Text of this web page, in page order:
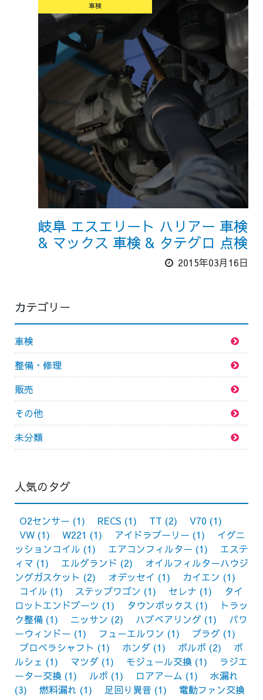
車検
岐阜 エスエリート ハリアー 車検
& マックス 車検 & タテグロ 点検
2015年03月16日
カテゴリー
車検
整備・修理
販売
その他
未分類
人気のタグ
O2センサー (1) RECS (1) TT (2) V70 (1)
VW (1) W221 (1) アイドラプーリー (1)
イグニ
ッションコイル (1) エアコンフィルター (1)
エステ
ィマ (1) エルグランド (2)
オイルフィルターハウジ
ングガスケット (2) オデッセイ (1) カイエン (1)
コイル (1) ステップワゴン (1) セレナ (1)
タイ
ロットエンドブーツ (1) タウンボックス (1)
トラッ
ク整備 (1) ニッサン (2) ハブベアリング (1)
パワ
ーウィンドー (1) フューエルワン (1) プラグ (1)
プロペラシャフト (1) ホンダ (1) ボルボ (2)
ポ
ルシェ (1) マツダ (1) モジュール交換 (1)
ラジエ
ーター交換 (1) ルポ (1) ロアアーム (1)
水漏れ
(3)
燃料漏れ (1) 足回り異音 (1)
電動ファン交換